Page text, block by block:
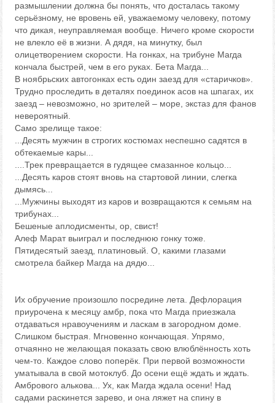
размышлении должна бы понять, что досталась такому
серьёзному, не вровень ей, уважаемому человеку, потому
что дикая, неуправляемая вообще. Ничего кроме скорости
не влекло её в жизни. А дядя, на минутку, был
олицетворением скорости. На гонках, на трибуне Магда
кончала быстрей, чем в его руках. Бета Магда...
В ноябрьских автогонках есть один заезд для «старичков».
Трудно проследить в деталях поединок асов на шпагах, их
заезд – невозможно, но зрителей – море, экстаз для фанов
невероятный.
Само зрелище такое:
...Десять мужчин в строгих костюмах неспешно садятся в
обтекаемые кары...
....Трек превращается в гудящее смазанное кольцо...
...Десять каров стоят вновь на стартовой линии, слегка
дымясь...
...Мужчины выходят из каров и возвращаются к семьям на
трибунах...
Бешеные аплодисменты, ор, свист!
Алеф Марат выиграл и последнюю гонку тоже.
Пятидесятый заезд, платиновый. О, какими глазами
смотрела байкер Магда на дядю...
Их обручение произошло посредине лета. Дефлорация
приурочена к месяцу амбр, пока что Магда приезжала
отдаваться нравоучениям и ласкам в загородном доме.
Слишком быстрая. Мгновенно кончающая. Упрямо,
отчаянно не желающая показать свою влюблённость хоть
чем-то. Каждое слово поперёк. При первой возможности
уматывала в свой мотоклуб. До осени ещё ждать и ждать.
Амбрового алькова... Ух, как Магда ждала осени! Над
садами раскинется зарево, и она ляжет на спину в